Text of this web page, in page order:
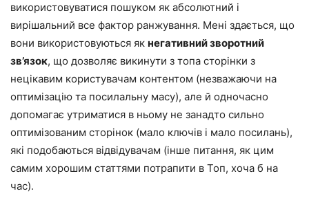
використовуватися пошуком як абсолютний і
вирішальний все фактор ранжування. Мені здається, що
вони використовуються як негативний зворотний
зв’язок, що дозволяє викинути з топа сторінки з
нецікавим користувачам контентом (незважаючи на
оптимізацію та посилальну масу), але й одночасно
допомагає утриматися в ньому не занадто сильно
оптимізованим сторінок (мало ключів і мало посилань),
які подобаються відвідувачам (інше питання, як цим
самим хорошим статтями потрапити в Топ, хоча б на
час).